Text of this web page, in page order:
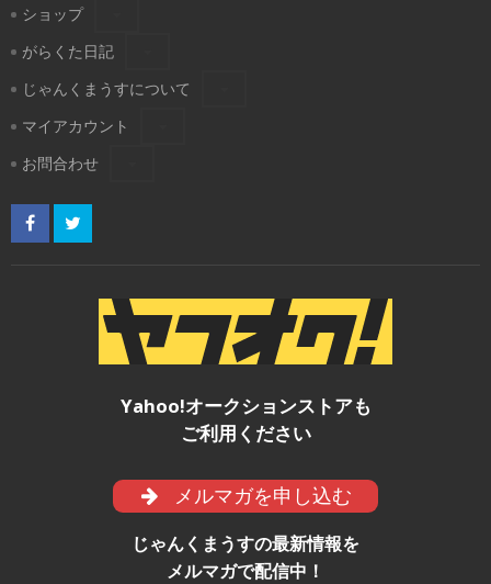
ショップ
がらくた日記
じゃんくまうすについて
マイアカウント
お問合わせ
Yahoo!オークションストアも
ご利用ください
メルマガを申し込む
じゃんくまうすの最新情報を
メルマガで配信中！